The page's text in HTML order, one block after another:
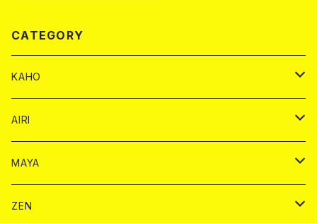
CATEGORY
KAHO
シャンパンカード
モエシャンドン カード
ヴーヴクリコ カード
BAIKA カード
ノーマル カード
ドリンク カード
AIRI
シャンパン カード
モエシャンドン カード
BAIKA カード
MAYA
ドリンク
ZEN